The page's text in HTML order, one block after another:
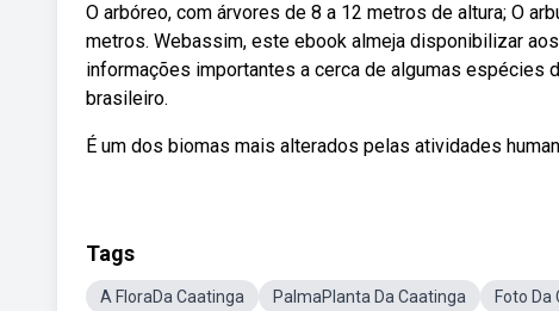
O arbóreo, com árvores de 8 a 12 metros de altura; O
metros. Webassim, este ebook almeja disponibilizar
informações importantes a cerca de algumas espécies
brasileiro.
É um dos biomas mais alterados pelas atividades
Tags
A FloraDa Caatinga PalmaPlanta Da Caatinga Foto